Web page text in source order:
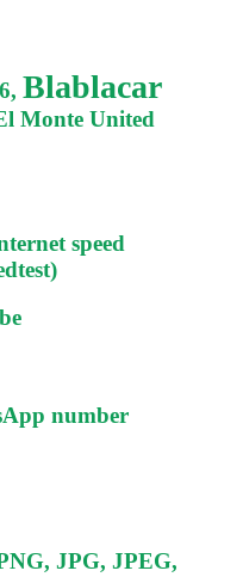
Blablacar
Monte United
speed
number
JPG, JPEG,